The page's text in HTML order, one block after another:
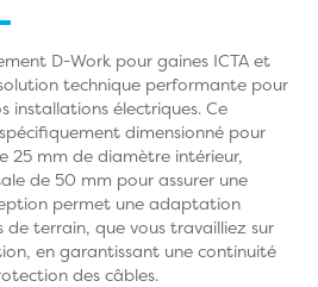
D-Work pour gaines ICTA et
technique performante pour
installations électriques. Ce
dimensionné pour
25 mm de diamètre intérieur,
de 50 mm pour assurer une
permet une adaptation
de terrain, que vous travailliez sur
en garantissant une continuité
des câbles.